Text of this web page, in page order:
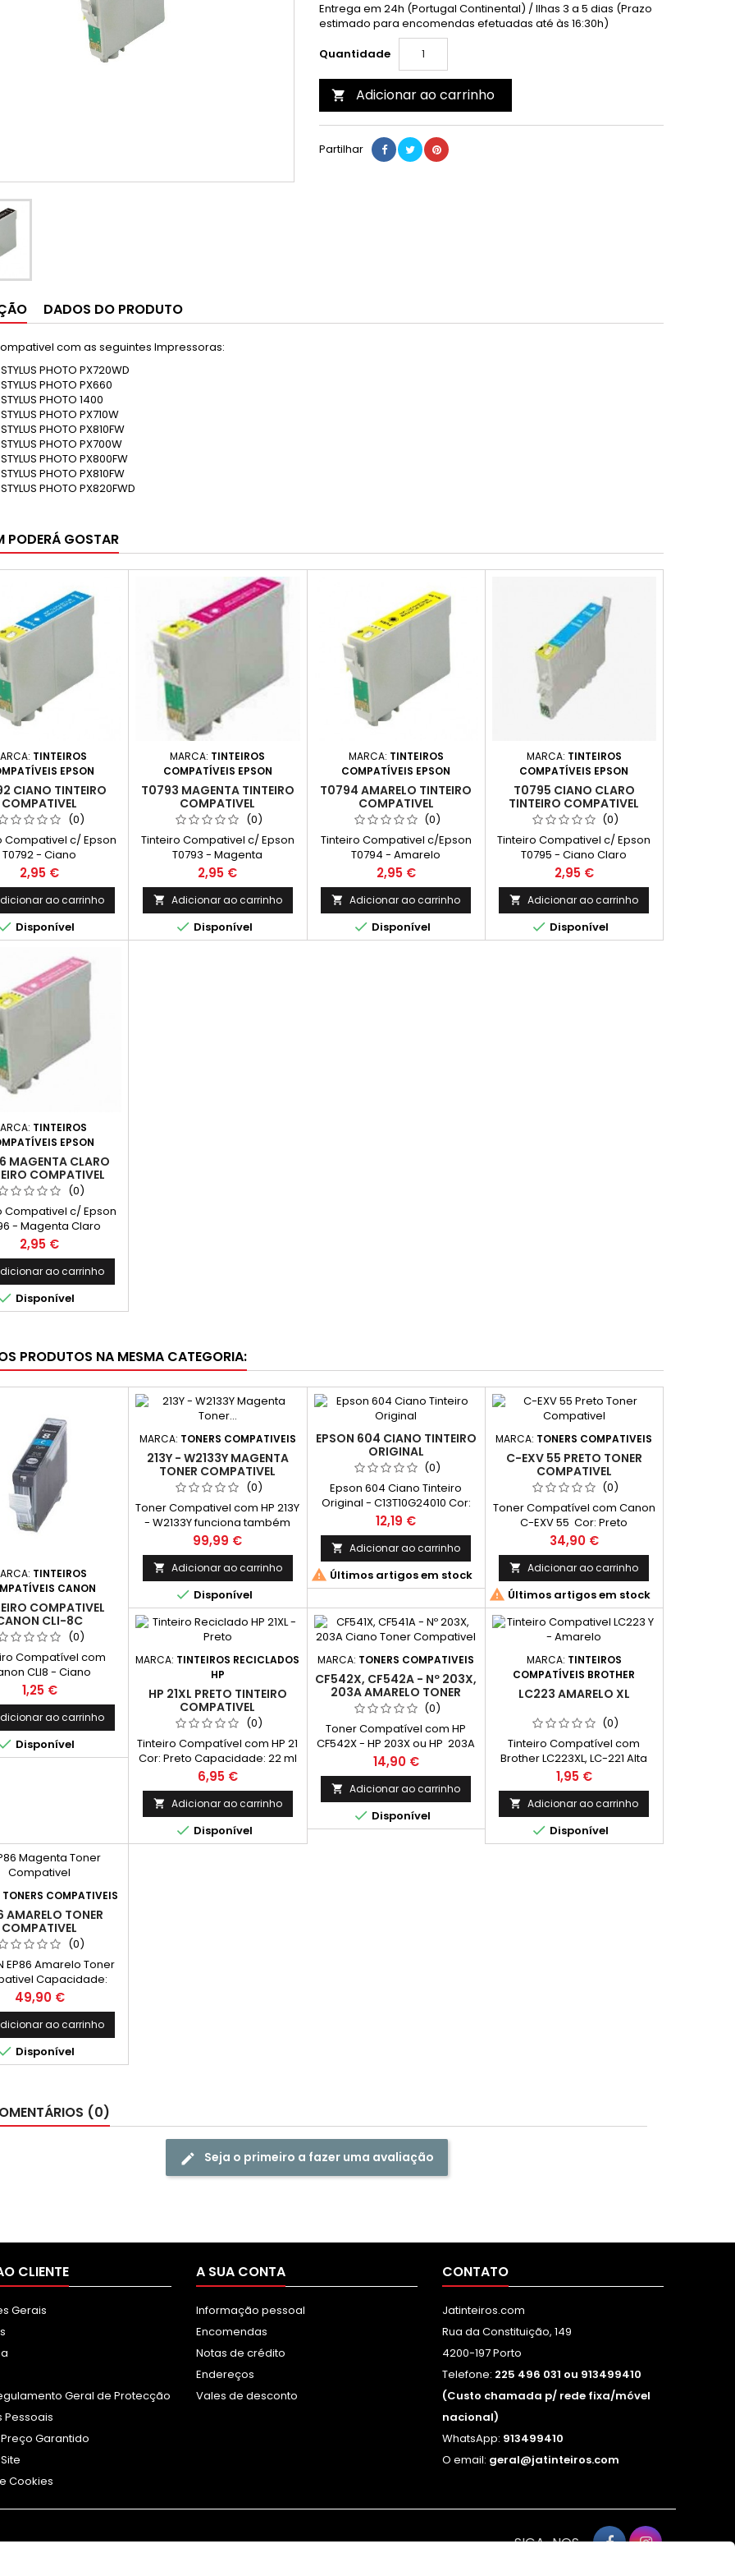
Entrega em 24h (Portugal Continental) / Ilhas 3 a 5 dias (Prazo
estimado para encomendas efetuadas até às 16:30h)
Quantidade
 Adicionar ao carrinho
Partilhar
DADOS DO PRODUTO
com as seguintes Impressoras:
PHOTO PX720WD
PHOTO PX660
PHOTO 1400
PHOTO PX710W
PHOTO PX810FW
PHOTO PX700W
PHOTO PX800FW
PHOTO PX810FW
PHOTO PX820FWD
PODERÁ GOSTAR
TINTEIROS
EPSON
CIANO TINTEIRO
COMPATIVEL
(0)
Compativel c/ Epson
T0792 - Ciano
Preço
2,95 €
ao carrinho
 Disponível
MARCA: TINTEIROS
COMPATÍVEIS EPSON
T0793 MAGENTA TINTEIRO
COMPATIVEL
(0)
Tinteiro Compativel c/ Epson
T0793 - Magenta
Preço
2,95 €
 Adicionar ao carrinho
 Disponível
MARCA: TINTEIROS
COMPATÍVEIS EPSON
T0794 AMARELO TINTEIRO
COMPATIVEL
(0)
Tinteiro Compativel c/Epson
T0794 - Amarelo
Preço
2,95 €
 Adicionar ao carrinho
 Disponível
MARCA: TINTEIROS
COMPATÍVEIS EPSON
T0795 CIANO CLARO
TINTEIRO COMPATIVEL
(0)
Tinteiro Compativel c/ Epson
T0795 - Ciano Claro
Preço
2,95 €
 Adicionar ao carrinho
 Disponível
TINTEIROS
EPSON
MAGENTA CLARO
COMPATIVEL
(0)
Compativel c/ Epson
- Magenta Claro
Preço
2,95 €
ao carrinho
 Disponível
PRODUTOS NA MESMA CATEGORIA:
TINTEIROS
CANON
COMPATIVEL
CLI-8C
(0)
Compatível com
CLI8 - Ciano
Preço
1,25 €
ao carrinho
 Disponível
MARCA: TONERS COMPATIVEIS
213Y - W2133Y MAGENTA
TONER COMPATIVEL
(0)
Toner Compativel com HP 213Y
- W2133Y funciona também
com os modelos 213A e 213X |
W2133A e W2133X Cor:
Magenta Rendimento Médio:
12.000 Páginas* *Rendimento
médio de páginas: (Média
com base na norma ISO/IEC
24711 e impressão contínua. O
rendimento real varia
consideravelmente com base
no conteúdo das páginas
factores.)
Preço
99,99 €
 Adicionar ao carrinho
 Disponível
EPSON 604 CIANO TINTEIRO
ORIGINAL
(0)
Epson 604 Ciano Tinteiro
Original - C13T10G24010 Cor:
Ciano Rendimento Médio: 130
Páginas*
Preço
12,19 €
 Adicionar ao carrinho
 Últimos artigos em stock
MARCA: TONERS COMPATIVEIS
C-EXV 55 PRETO TONER
COMPATIVEL
(0)
Toner Compatível com Canon
C-EXV 55 Cor: Preto
Rendimento Médio: 23,000
Páginas* *(Média com base
na norma ISO/IEC 24711 e
impressão contínua. O
rendimento real varia
consideravelmente com base
no conteúdo das páginas
impressas e noutros
factores.)
Preço
34,90 €
 Adicionar ao carrinho
 Últimos artigos em stock
MARCA: TINTEIROS RECICLADOS
HP
HP 21XL PRETO TINTEIRO
COMPATIVEL
(0)
Tinteiro Compatível com HP 21
Cor: Preto Capacidade: 22 ml
Rendimento Médio: 475
Páginas*
Preço
6,95 €
 Adicionar ao carrinho
 Disponível
MARCA: TONERS COMPATIVEIS
CF542X, CF542A - Nº 203X,
203A AMARELO TONER
COMPATIVEL(0)
Toner Compatível com HP
CF542X - HP 203X ou HP 203A
(Alta Capacidade) Cor:
Amarelo Rendimento
Médio: 2,500 Páginas*
Preço
14,90 €
 Adicionar ao carrinho
 Disponível
MARCA: TINTEIROS
COMPATÍVEIS BROTHER
LC223 AMARELO XL
(0)
Tinteiro Compatível com
Brother LC223XL, LC-221 Alta
Capacidade Cor: Amarelo
Rendimento Médio: 550
Páginas*
Preço
1,95 €
 Adicionar ao carrinho
 Disponível
TONERS COMPATIVEIS
AMARELO TONER
COMPATIVEL
(0)
EP86 Amarelo Toner
Capacidade:
11.000k
Preço
49,90 €
ao carrinho
 Disponível
(0)
Seja o primeiro a fazer uma avaliação
CLIENTE
Gerais
Geral de Protecção
Pessoais
Garantido
Cookies
A SUA CONTA
Informação pessoal
Encomendas
Notas de crédito
Endereços
Vales de desconto
CONTATO
Jatinteiros.com
Rua da Constituição, 149
4200-197 Porto
Telefone: 225 496 031 ou 913499410
(Custo chamada p/ rede fixa/móvel
nacional)
WhatsApp: 913499410
O email: geral@jatinteiros.com
SIGA-NOS